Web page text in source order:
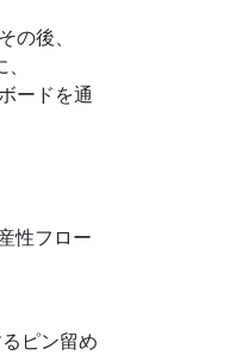
の後、
ードを通
性フロー
ピン留め